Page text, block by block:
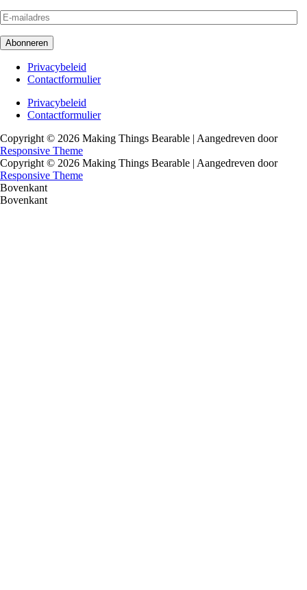
E-
mailadres
Abonneren
Footer
menu
Privacybeleid
Contactformulier
Footer
menu
Privacybeleid
Contactformulier
Copyright © 2026 Making Things Bearable | Aangedreven door
Responsive Theme
Copyright © 2026 Making Things Bearable | Aangedreven door
Responsive Theme
Bovenkant
Bovenkant